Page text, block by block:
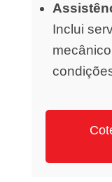
Inclui